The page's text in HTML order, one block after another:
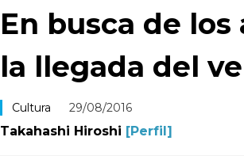
En busca de
la llegada del
Cultura 29/08/2016
Takahashi Hiroshi [Perfil]